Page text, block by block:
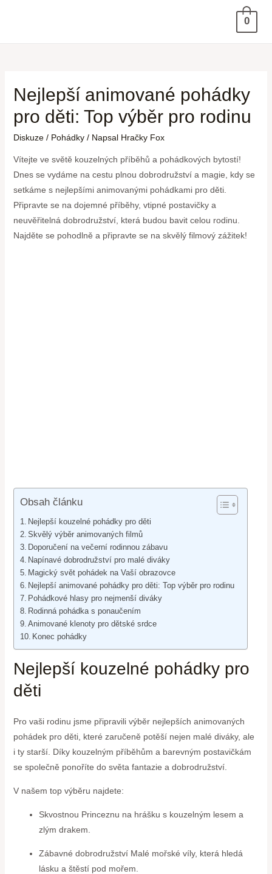
0
Nejlepší animované pohádky
pro děti: Top výběr pro rodinu
Diskuze / Pohádky/ Napsal Hračky Fox
Vítejte ve‍ světě kouzelných příběhů a pohádkových bytostí!
Dnes⁣ se‍ vydáme na‍ cestu ‌plnou dobrodružství a magie, kdy se
setkáme s nejlepšími animovanými pohádkami pro děti.
Připravte se na dojemné příběhy, vtipné ⁤postavičky a
neuvěřitelná​ dobrodružství, která budou ‍bavit celou‍ rodinu.
Najděte se pohodlně⁣ a⁢ připravte se na skvělý filmový zážitek!
Obsah článku
Nejlepší kouzelné pohádky pro děti
Skvělý výběr animovaných filmů
Doporučení na večerní‍ rodinnou zábavu
Napínavé ⁣dobrodružství pro malé diváky
Magický svět pohádek na Vaší obrazovce
Nejlepší animované pohádky pro děti:‌ Top výběr pro rodinu
Pohádkové hlasy⁤ pro nejmenší diváky
Rodinná pohádka s ponaučením
Animované⁢ klenoty pro dětské srdce
Konec ⁢pohádky
Nejlepší kouzelné pohádky pro
děti
Pro vaši rodinu jsme připravili ⁣výběr nejlepších animovaných
‍pohádek ⁢pro děti, které zaručeně potěší nejen malé diváky, ale
i ty starší. ​Díky kouzelným příběhům a barevným postavičkám
se ‌společně ponoříte do světa​ fantazie a dobrodružství.
V našem top výběru ⁤najdete:
Skvostnou ‌Princeznu na hrášku s kouzelným lesem​ a
zlým‌ drakem.
Zábavné dobrodružství​ Malé mořské víly, která hledá
lásku a štěstí pod mořem.